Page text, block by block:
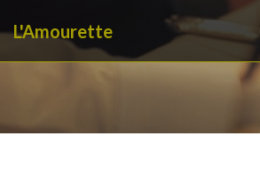
L'Amourette